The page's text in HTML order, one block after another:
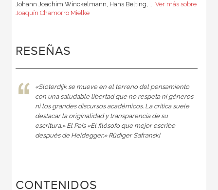
Johann Joachim Winckelmann, Hans Belting, ... Ver más sobre
Joaquín Chamorro Mielke
RESEÑAS
«Sloterdijk se mueve en el terreno del pensamiento
con una saludable libertad que no respeta ni géneros
ni los grandes discursos académicos. La crítica suele
destacar la originalidad y transparencia de su
escritura.» El País «El filósofo que mejor escribe
después de Heidegger.» Rüdiger Safranski
CONTENIDOS